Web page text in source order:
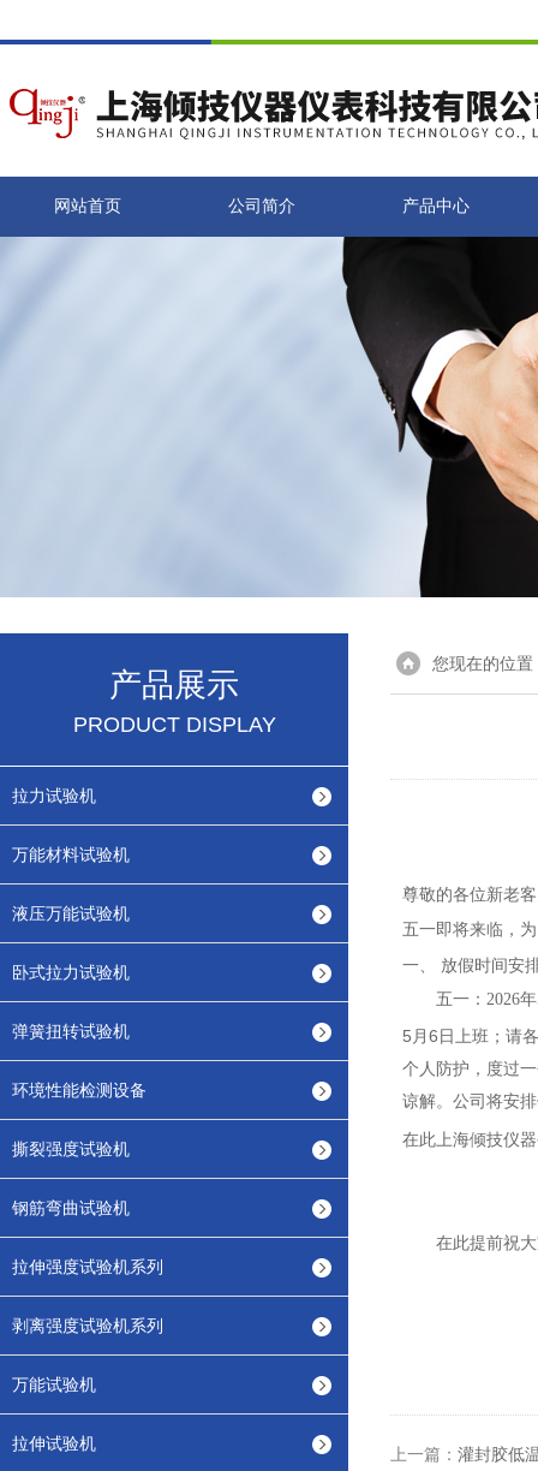
网站首页 公司简介 产品中心
产品展示
PRODUCT DISPLAY
拉力试验机
万能材料试验机
液压万能试验机
卧式拉力试验机
弹簧扭转试验机
环境性能检测设备
撕裂强度试验机
钢筋弯曲试验机
拉伸强度试验机系列
剥离强度试验机系列
万能试验机
拉伸试验机
您现在的位置
尊敬的各位新老
五一即将来临，
一、
放假时间安
五一： 2026
5月6日上班； 请
个人防护，度过
谅解。公司将安
在此上海倾技仪
在此提前祝
上一篇： 灌封胶低